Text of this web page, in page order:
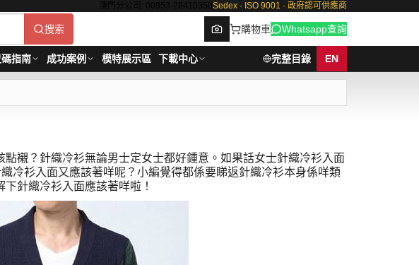
澳門分公司: 00853-28410350 Sedex · ISO 9001 · 政府認可供應商
搜索 購物車 Whatsapp查詢
碼指南 成功案例 模特展示區 下載中心 完整目錄 EN
襯？針織冷衫無論男士定女士都好鍾意。如果話女士針織冷衫入面
冷衫入面又應該著咩呢？小編覺得都係要睇返針織冷衫本身係咩類
針織冷衫入面應該著咩啦！